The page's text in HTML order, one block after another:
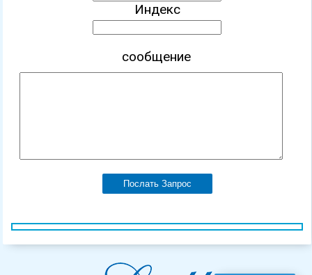
Индекс
сообщение
Послать Запрос